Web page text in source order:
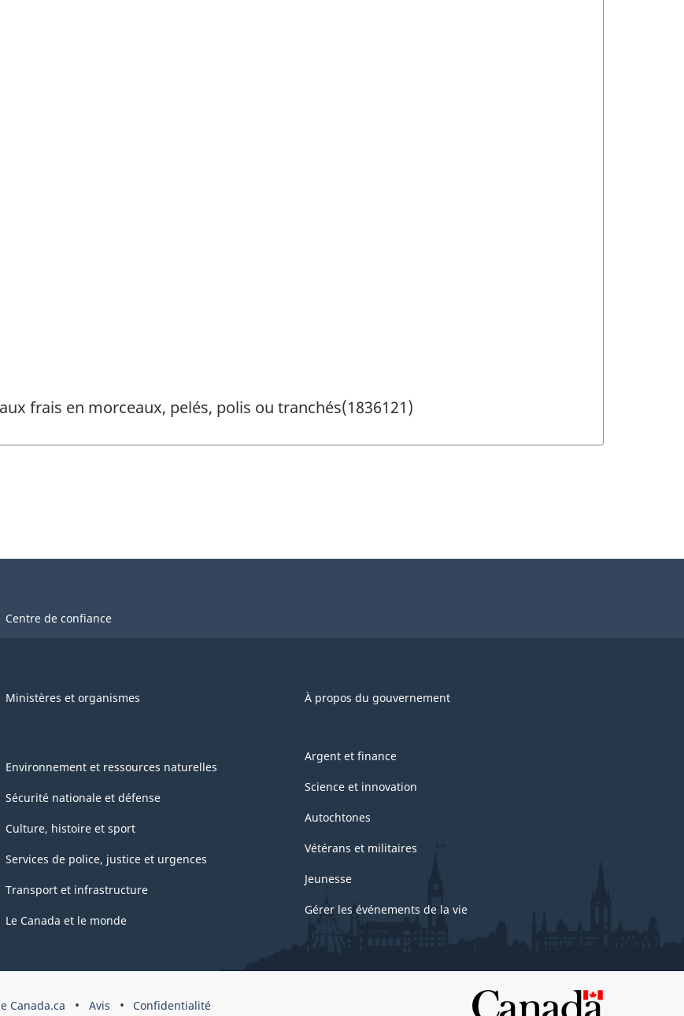
frais en morceaux, pelés, polis ou tranchés(1836121)
Centre de confiance
Ministères et organismes À propos du gouvernement
Environnement et ressources naturelles
Sécurité nationale et défense
Culture, histoire et sport
Services de police, justice et urgences
Transport et infrastructure
Le Canada et le monde
Argent et finance
Science et innovation
Autochtones
Vétérans et militaires
Jeunesse
Gérer les événements de la vie
Canada.ca Avis Confidentialité